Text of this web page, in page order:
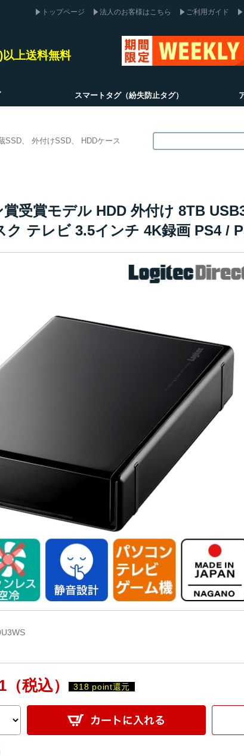
トップページ 法人のお客様はこちら ご利用ガイド
上送料無料
スマートタグ（紛失防止タグ）
SSD 外付けSSD HDDケース
受賞モデル HDD 外付け 8TB
テレビ 3.5インチ 4K録画 PS4 /
（税込） 318 point還元